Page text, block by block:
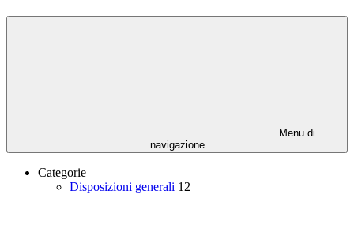
Menu di
navigazione
Categorie
Disposizioni generali 12